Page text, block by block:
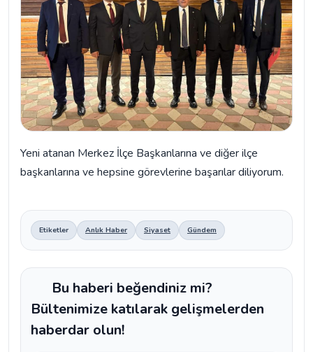
Yeni atanan Merkez İlçe Başkanlarına ve diğer ilçe
başkanlarına ve hepsine görevlerine başarılar diliyorum.
Etiketler Anlık Haber Siyaset Gündem
Bu haberi beğendiniz mi?
Bültenimize katılarak gelişmelerden
haberdar olun!